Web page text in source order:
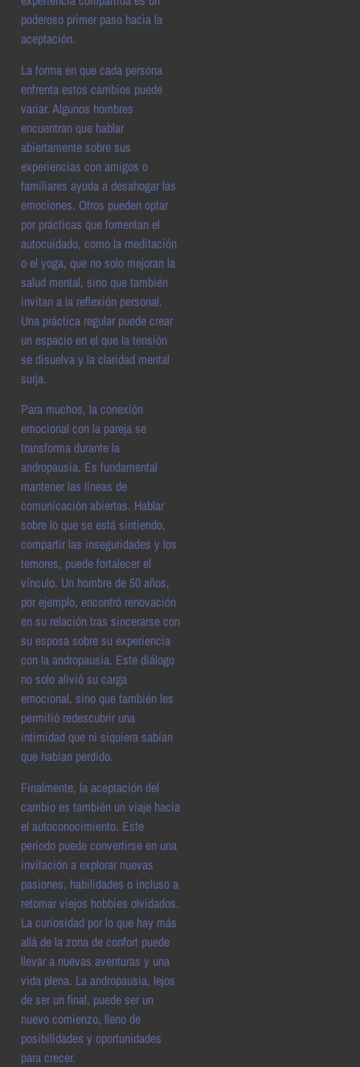
poderoso primer paso hacia la
aceptación.
La forma en que cada persona
enfrenta estos cambios puede
variar. Algunos hombres
encuentran que hablar
abiertamente sobre sus
experiencias con amigos o
familiares ayuda a desahogar las
emociones. Otros pueden optar
por prácticas que fomentan el
autocuidado, como la meditación
o el yoga, que no solo mejoran la
salud mental, sino que también
invitan a la reflexión personal.
Una práctica regular puede crear
un espacio en el que la tensión
se disuelva y la claridad mental
surja.
Para muchos, la conexión
emocional con la pareja se
transforma durante la
andropausia. Es fundamental
mantener las líneas de
comunicación abiertas. Hablar
sobre lo que se está sintiendo,
compartir las inseguridades y los
temores, puede fortalecer el
vínculo. Un hombre de 50 años,
por ejemplo, encontró renovación
en su relación tras sincerarse con
su esposa sobre su experiencia
con la andropausia. Este diálogo
no solo alivió su carga
emocional, sino que también les
permitió redescubrir una
intimidad que ni siquiera sabían
que habían perdido.
Finalmente, la aceptación del
cambio es también un viaje hacia
el autoconocimiento. Este
período puede convertirse en una
invitación a explorar nuevas
pasiones, habilidades o incluso a
retomar viejos hobbies olvidados.
La curiosidad por lo que hay más
allá de la zona de confort puede
llevar a nuevas aventuras y una
vida plena. La andropausia, lejos
de ser un final, puede ser un
nuevo comienzo, lleno de
posibilidades y oportunidades
para crecer.